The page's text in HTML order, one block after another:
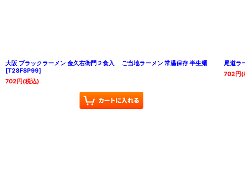
大阪 ブラックラーメン 金久右衛門２食入 ご当地ラーメン 常温保存 半生麺
[T28FSP99]
702円(税込)
尾道ラ
702円(